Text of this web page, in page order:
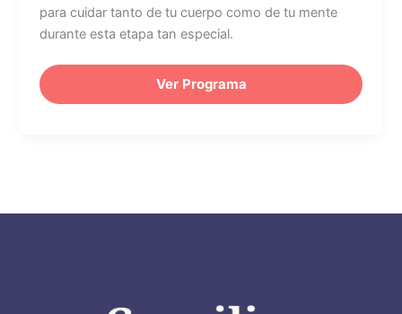
para cuidar tanto de tu cuerpo como de tu mente
durante esta etapa tan especial.
Ver Programa